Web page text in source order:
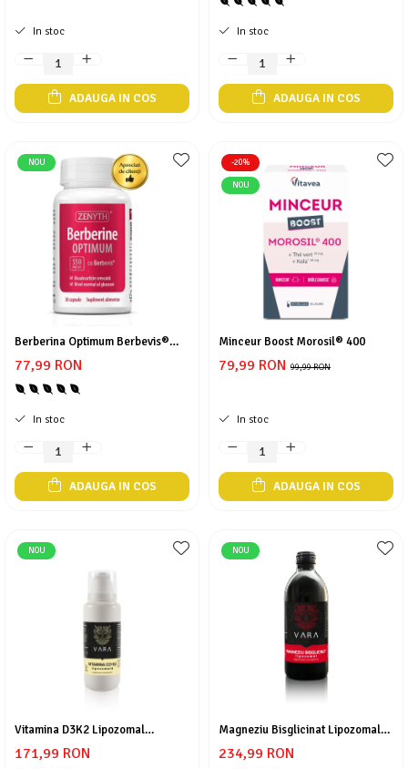
In stoc
ADAUGA IN COS
In stoc
ADAUGA IN COS
NOU
Berberina Optimum Berbevis®
77,99 RON
In stoc
ADAUGA IN COS
-20%
NOU
Minceur Boost Morosil® 400
99,99 RON
79,99 RON
In stoc
ADAUGA IN COS
NOU
Vitamina D3K2 Lipozomal
171,99 RON
NOU
Magneziu Bisglicinat Lipozomal
234,99 RON